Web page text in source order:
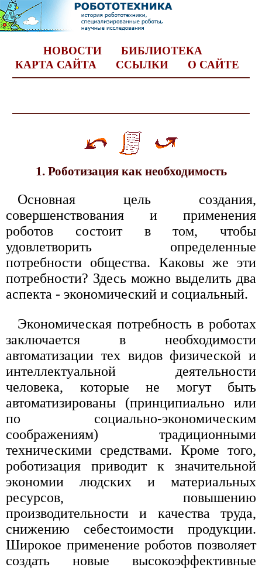
НОВОСТИ
БИБЛИОТЕКА
КАРТА САЙТА
ССЫЛКИ О САЙТЕ
1. Роботизация как необходимость
Основная цель создания,
совершенствования и применения
роботов состоит в том, чтобы
удовлетворить определенные
потребности общества. Каковы же эти
потребности? Здесь можно выделить два
аспекта - экономический и социальный.
Экономическая потребность в роботах
заключается в необходимости
автоматизации тех видов физической и
интеллектуальной деятельности
человека, которые не могут быть
автоматизированы (принципиально или
по социально-экономическим
соображениям) традиционными
техническими средствами. Кроме того,
роботизация приводит к значительной
экономии людских и материальных
ресурсов, повышению
производительности и качества труда,
снижению себестоимости продукции.
Широкое применение роботов позволяет
создать новые высокоэффективные